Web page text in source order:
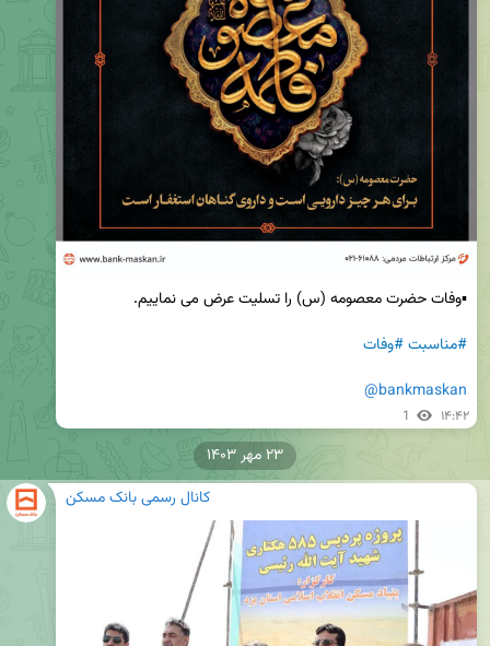
#مناسبت#وفات
@bankmaskan
1 ۱۴:۴۲
کانال رسمی بانک مسکن
۲۳ مهر ۱۴۰۳